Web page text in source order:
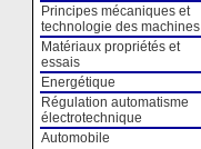
Principes mécaniques et
technologie des machines
Matériaux propriétés et
essais
Energétique
Régulation automatisme
électrotechnique
Automobile